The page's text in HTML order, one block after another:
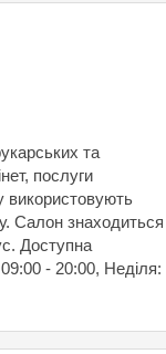
та
послуги
використовують
Салон знаходиться
Доступна
- 20:00, Неділя: